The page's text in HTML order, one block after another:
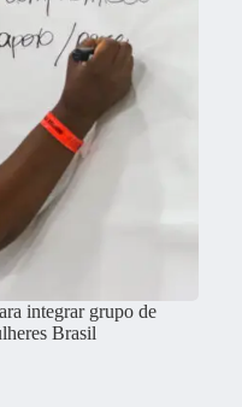
integrar grupo de
Brasil